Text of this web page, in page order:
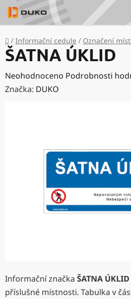
Přejít
na
obsah
Domů
/ Informační cedule / Označení
Informační značka ŠATNA ÚKLID
příslušné místnosti. Tabulka v
ŠATNA ÚKLID
Průměrné
hodnocení
Neohodnoceno Podrobnosti
Značka: DUKO